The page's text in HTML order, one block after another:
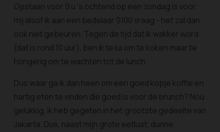
Opstaan voor 9 u ‘s ochtend op een zondag is voor
mij alsof ik aan een bedelaar $100 vraag - het zal dan
ook niet gebeuren. Tegen de tijd dat ik wakker word
(dat is rond 10 uur), ben ik te lui om te koken maar te
hongerig om te wachten tot de lunch.
Dus waar ga ik dan heen om een goed kopje koffie en
hartig eten te vinden die goed is voor de brunch? Nou
gelukkig, ik heb gegeten in het grootste gedeelte van
Jakarta. Dus, naast mijn grote eetlust, dunne